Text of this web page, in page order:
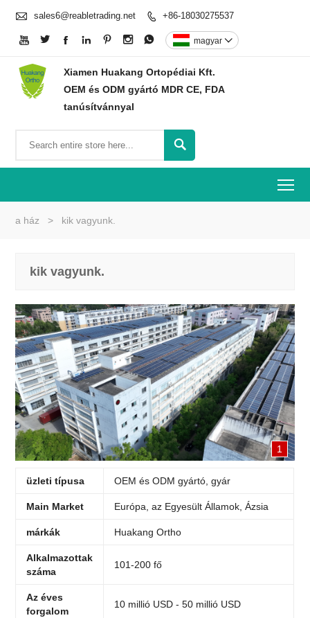
 sales6@reabletrading.net  +86-18030275537
       magyar 
Xiamen Huakang Ortopédiai Kft.
OEM és ODM gyártó MDR CE, FDA
tanúsítvánnyal

a ház > kik vagyunk.
kik vagyunk.
1
üzleti típusa OEM és ODM gyártó, gyár
Main Market Európa, az Egyesült Államok, Ázsia
márkák Huakang Ortho
Alkalmazottak
száma
101-200 fő
Az éves
forgalom
10 millió USD - 50 millió USD